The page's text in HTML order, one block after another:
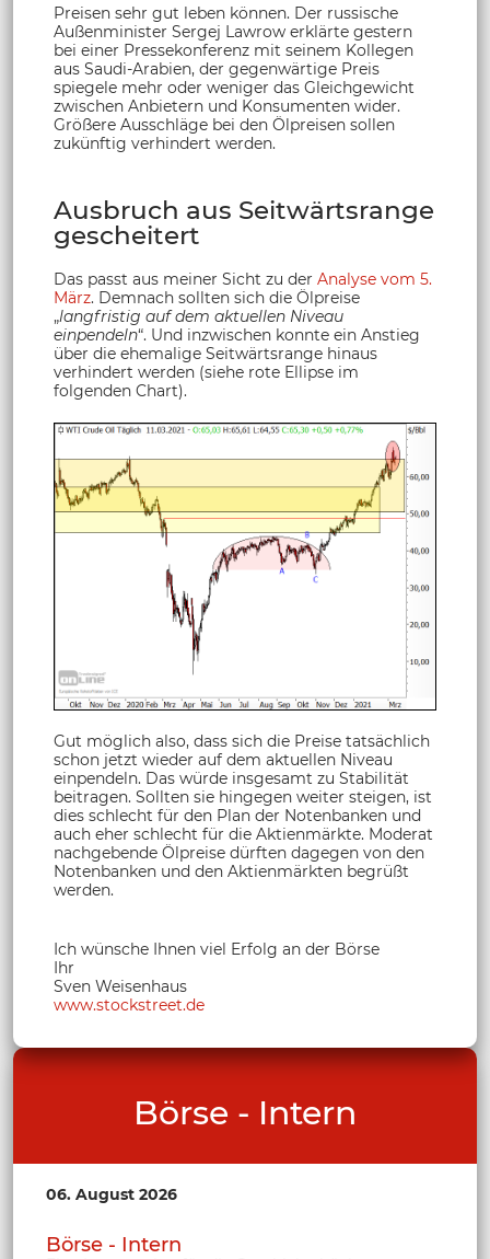
Preisen sehr gut leben können. Der russische
Außenminister Sergej Lawrow erklärte gestern
bei einer Pressekonferenz mit seinem Kollegen
aus Saudi-Arabien, der gegenwärtige Preis
spiegele mehr oder weniger das Gleichgewicht
zwischen Anbietern und Konsumenten wider.
Größere Ausschläge bei den Ölpreisen sollen
zukünftig verhindert werden.
Ausbruch aus Seitwärtsrange
gescheitert
Das passt aus meiner Sicht zu der Analyse vom 5.
März. Demnach sollten sich die Ölpreise
„langfristig auf dem aktuellen Niveau
einpendeln“. Und inzwischen konnte ein Anstieg
über die ehemalige Seitwärtsrange hinaus
verhindert werden (siehe rote Ellipse im
folgenden Chart).
Gut möglich also, dass sich die Preise tatsächlich
schon jetzt wieder auf dem aktuellen Niveau
einpendeln. Das würde insgesamt zu Stabilität
beitragen. Sollten sie hingegen weiter steigen, ist
dies schlecht für den Plan der Notenbanken und
auch eher schlecht für die Aktienmärkte. Moderat
nachgebende Ölpreise dürften dagegen von den
Notenbanken und den Aktienmärkten begrüßt
werden.
Ich wünsche Ihnen viel Erfolg an der Börse
Ihr
Sven Weisenhaus
www.stockstreet.de
Börse - Intern
06. August 2026
Börse - Intern